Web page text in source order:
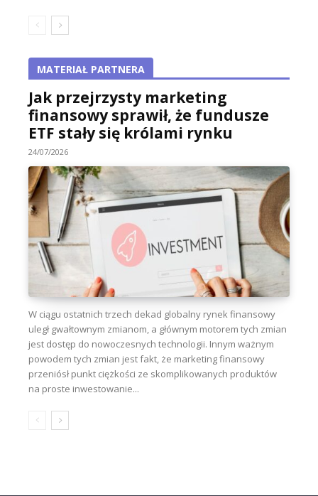
MATERIAŁ PARTNERA
Jak przejrzysty marketing
finansowy sprawił, że fundusze
ETF stały się królami rynku
24/07/2026
W ciągu ostatnich trzech dekad globalny rynek finansowy
uległ gwałtownym zmianom, a głównym motorem tych zmian
jest dostęp do nowoczesnych technologii. Innym ważnym
powodem tych zmian jest fakt, że marketing finansowy
przeniósł punkt ciężkości ze skomplikowanych produktów
na proste inwestowanie...